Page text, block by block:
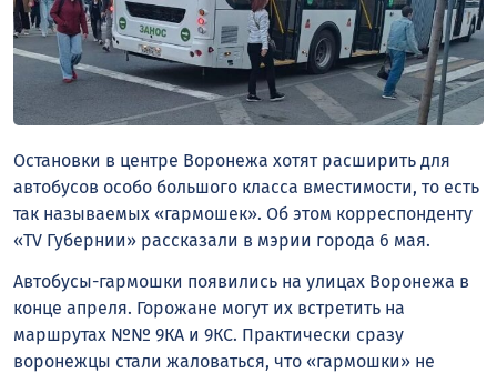
Остановки в центре Воронежа хотят расширить для
автобусов особо большого класса вместимости, то есть
так называемых «гармошек». Об этом корреспонденту
«TV Губернии» рассказали в мэрии города 6 мая.
Автобусы-гармошки появились на улицах Воронежа в
конце апреля. Горожане могут их встретить на
маршрутах №№ 9КА и 9КС. Практически сразу
воронежцы стали жаловаться, что «гармошки» не